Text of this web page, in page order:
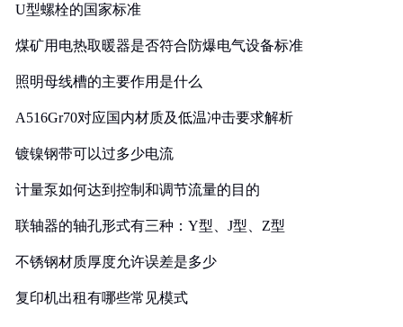
U型螺栓的国家标准
煤矿用电热取暖器是否符合防爆电气设备标准
照明母线槽的主要作用是什么
A516Gr70对应国内材质及低温冲击要求解析
镀镍钢带可以过多少电流
计量泵如何达到控制和调节流量的目的
联轴器的轴孔形式有三种：Y型、J型、Z型
不锈钢材质厚度允许误差是多少
复印机出租有哪些常见模式